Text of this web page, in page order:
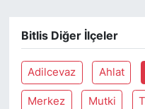
Bitlis Diğer İlçeler
Adilcevaz Ahlat
Merkez Mutki